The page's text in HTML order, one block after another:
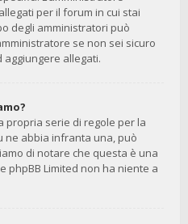
per il forum in cui stai
degli amministratori può
se non sei sicuro
aggiungere allegati.
propria serie di regole per la
ne abbia infranta una, può
di notare che questa è una
phpBB Limited non ha niente a